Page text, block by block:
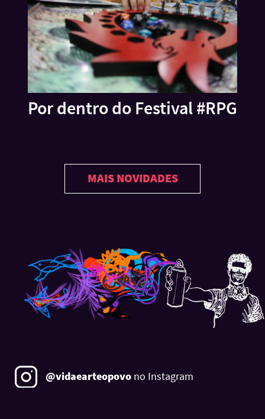
Por dentro do Festival #RPG
MAIS NOVIDADES
Feed
Instagram
@vida&arte@vidaearteopovo no Instagram